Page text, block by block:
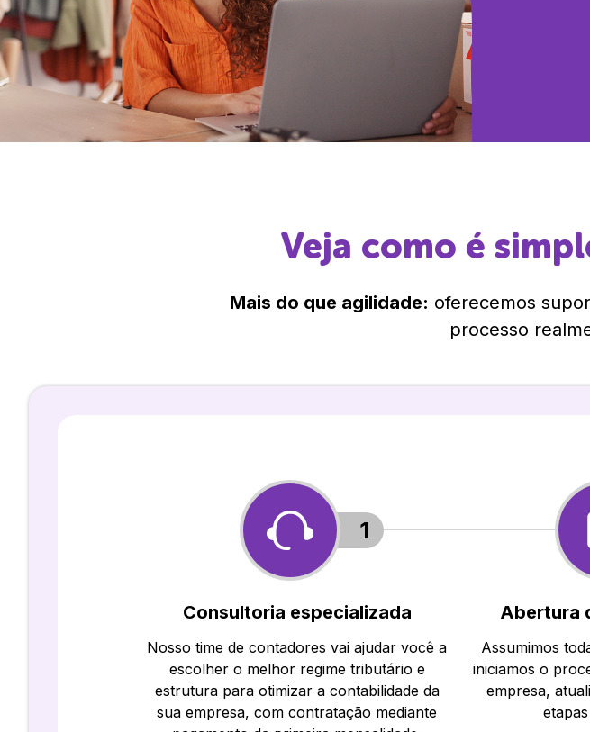
Veja como é
Mais do que agilidade: oferecemos
processo
1
Consultoria especializada
Nosso time de contadores vai ajudar você a
escolher o melhor regime tributário e
estrutura para otimizar a contabilidade da
sua empresa, com contratação mediante
Abertura
Assumimos
iniciamos o
empresa,